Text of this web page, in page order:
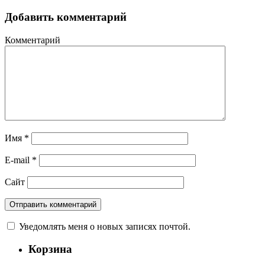
Добавить комментарий
Комментарий
Имя *
E-mail *
Сайт
Уведомлять меня о новых записях почтой.
Корзина